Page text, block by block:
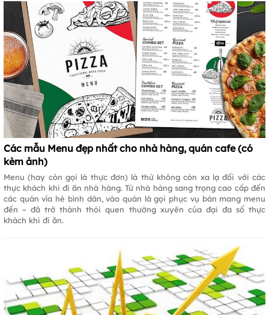
Các mẫu Menu đẹp nhất cho nhà hàng, quán cafe (có
kèm ảnh)
Menu (hay còn gọi là thực đơn) là thứ không còn xa lạ đối với các
thực khách khi đi ăn nhà hàng. Từ nhà hàng sang trọng cao cấp đến
các quán vỉa hè bình dân, vào quán là gọi phục vụ bàn mang menu
đến – đã trở thành thói quen thường xuyên của đại đa số thực
khách khi đi ăn.